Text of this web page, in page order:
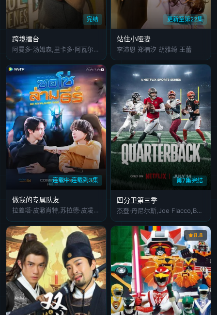
完结
跨境擂台
阿曼多·汤姆森,里卡多·阿瓦尔卡,Paco Rueda,Valeria Burgos
更新至第22集
站住小哑妻
李沛恩 郑楠汐 胡雅绮 王蕾
连载中 连载到3集
做我的专属队友
拉差塔·皮澈肖特,苏拉德·皮凌瓦,乔提帕·苏拉萨瓦,纳缇萨勘·差洛特,贲·奔伽铭·格伦威尔,瓦拉提普·基迪派山,Jay Sorathon Chaloemlapsombut,查卢彭·提坤朋提拉翁
第7集完结
四分卫第三季
杰登·丹尼尔斯,Joe Flacco,Baker Mayfield,Cam Ward
8.8